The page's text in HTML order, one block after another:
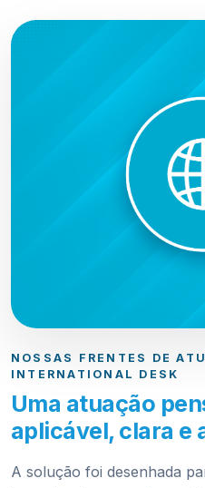
NOSSAS FRENTES DE
INTERNATIONAL DESK
Uma atuação
aplicável, clara e
A solução foi desenhada